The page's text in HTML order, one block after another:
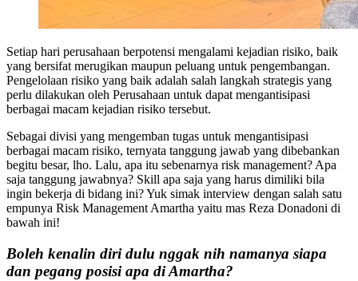
Setiap hari perusahaan berpotensi mengalami kejadian risiko, baik
yang bersifat merugikan maupun peluang untuk pengembangan.
Pengelolaan risiko yang baik adalah salah langkah strategis yang
perlu dilakukan oleh Perusahaan untuk dapat mengantisipasi
berbagai macam kejadian risiko tersebut.
Sebagai divisi yang mengemban tugas untuk mengantisipasi
berbagai macam risiko, ternyata tanggung jawab yang dibebankan
begitu besar, lho. Lalu, apa itu sebenarnya risk management? Apa
saja tanggung jawabnya? Skill apa saja yang harus dimiliki bila
ingin bekerja di bidang ini? Yuk simak interview dengan salah satu
empunya Risk Management Amartha yaitu mas Reza Donadoni di
bawah ini!
Boleh kenalin diri dulu nggak nih namanya siapa
dan pegang posisi apa di Amartha?